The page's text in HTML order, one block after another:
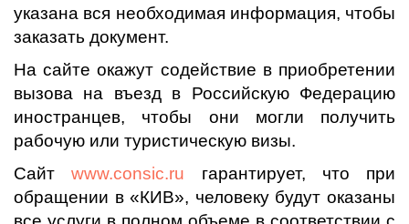
указана вся необходимая информация, чтобы
заказать документ.
На сайте окажут содействие в приобретении
вызова на въезд в Российскую Федерацию
иностранцев, чтобы они могли получить
рабочую или туристическую визы.
Сайтwww.consic.ru гарантирует, что при
обращении в «КИВ», человеку будут оказаны